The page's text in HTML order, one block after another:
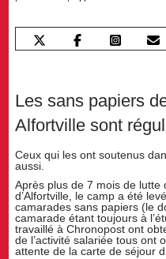
Les sans papiers
Alfortville sont
Ceux qui les ont soutenus
aussi.
Après plus de 7 mois de lutte
d’Alfortville, le camp a été
camarades sans papiers (le
camarade étant toujours à
travaillé à Chronopost ont
de l’activité salariée tous ont
attente de la carte de séjour